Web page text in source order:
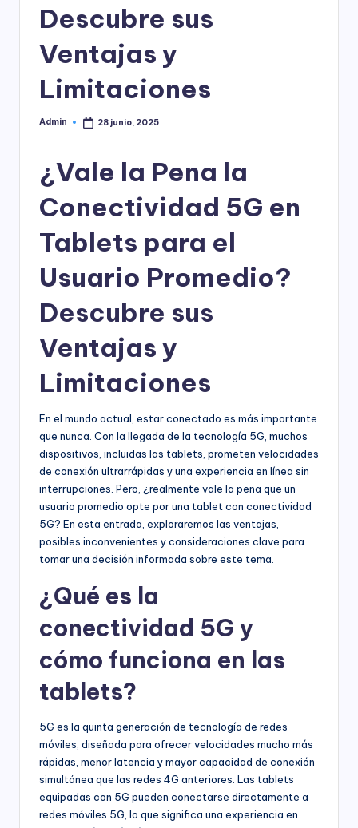
Descubre sus
Ventajas y
Limitaciones
Publicado
Admin 28 junio, 2025
¿Vale la Pena la
Conectividad 5G en
Tablets para el
Usuario Promedio?
Descubre sus
Ventajas y
Limitaciones
En el mundo actual, estar conectado es más importante
que nunca. Con la llegada de la tecnología 5G, muchos
dispositivos, incluidas las tablets, prometen velocidades
de conexión ultrarrápidas y una experiencia en línea sin
interrupciones. Pero, ¿realmente vale la pena que un
usuario promedio opte por una tablet con conectividad
5G? En esta entrada, exploraremos las ventajas,
posibles inconvenientes y consideraciones clave para
tomar una decisión informada sobre este tema.
¿Qué es la
conectividad 5G y
cómo funciona en las
tablets?
5G es la quinta generación de tecnología de redes
móviles, diseñada para ofrecer velocidades mucho más
rápidas, menor latencia y mayor capacidad de conexión
simultánea que las redes 4G anteriores. Las tablets
equipadas con 5G pueden conectarse directamente a
redes móviles 5G, lo que significa una experiencia en